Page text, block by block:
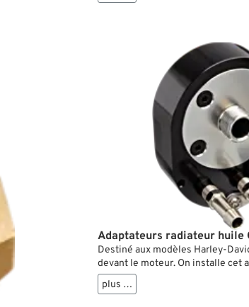
Adaptateurs radiateur huile
Destiné aux modèles Harley-
devant le moteur. On installe cet
Dû à sa construction il évite le
thermostate est incorporé.
plus …